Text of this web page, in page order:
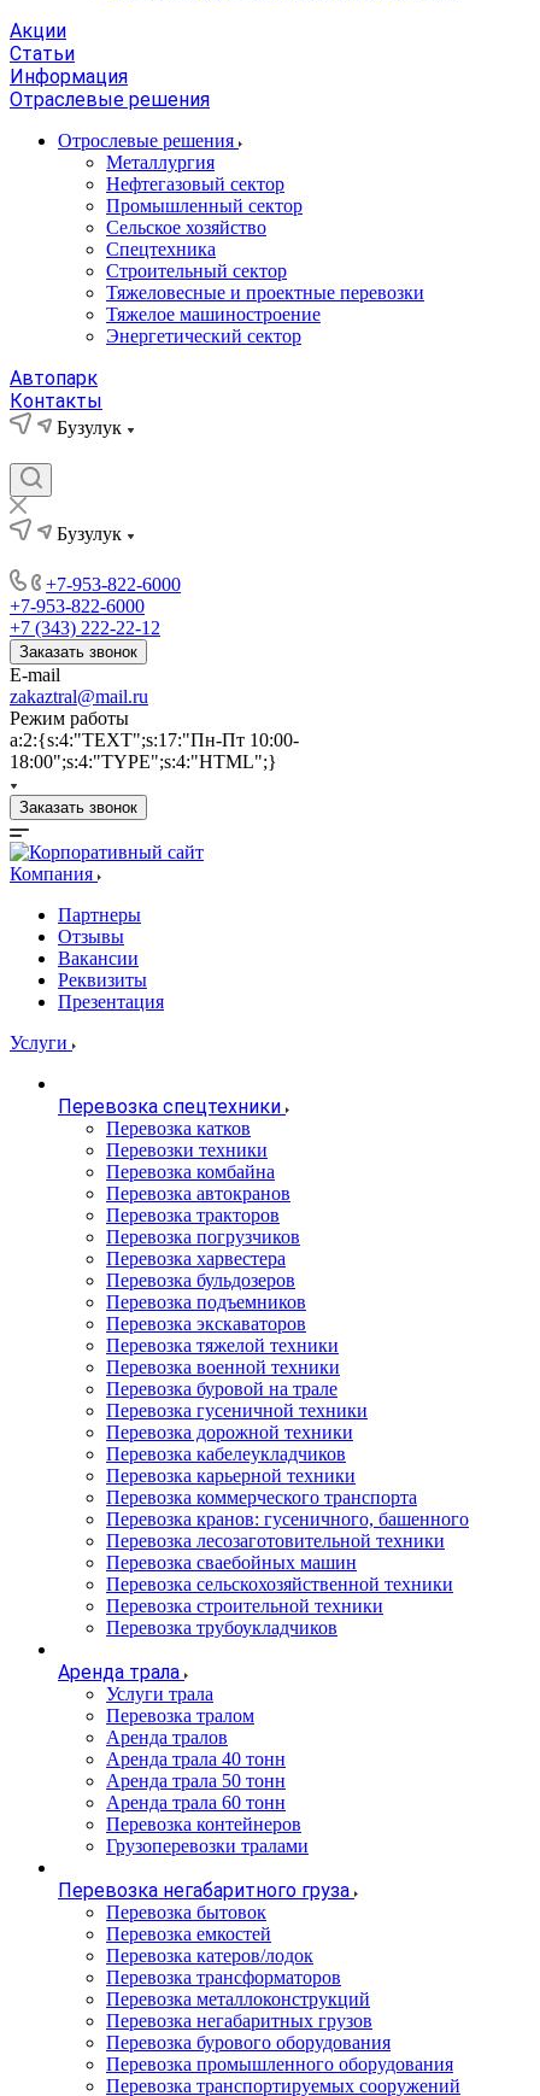
Акции
Статьи
Информация
Отраслевые решения
Отрослевые решения
Металлургия
Нефтегазовый сектор
Промышленный сектор
Сельское хозяйство
Спецтехника
Строительный сектор
Тяжеловесные и проектные перевозки
Тяжелое машиностроение
Энергетический сектор
Автопарк
Контакты
Бузулук
Бузулук
+7-953-822-6000
+7-953-822-6000
+7 (343) 222-22-12
Заказать звонок
E-mail
zakaztral@mail.ru
Режим работы
a:2:{s:4:"TEXT";s:17:"Пн-Пт 10:00-
18:00";s:4:"TYPE";s:4:"HTML";}
Заказать звонок
Компания
Партнеры
Отзывы
Вакансии
Реквизиты
Презентация
Услуги
Перевозка спецтехники
Перевозка катков
Перевозки техники
Перевозка комбайна
Перевозка автокранов
Перевозка тракторов
Перевозка погрузчиков
Перевозка харвестера
Перевозка бульдозеров
Перевозка подъемников
Перевозка экскаваторов
Перевозка тяжелой техники
Перевозка военной техники
Перевозка буровой на трале
Перевозка гусеничной техники
Перевозка дорожной техники
Перевозка кабелеукладчиков
Перевозка карьерной техники
Перевозка коммерческого транспорта
Перевозка кранов: гусеничного, башенного
Перевозка лесозаготовительной техники
Перевозка сваебойных машин
Перевозка сельскохозяйственной техники
Перевозка строительной техники
Перевозка трубоукладчиков
Аренда трала
Услуги трала
Перевозка тралом
Аренда тралов
Аренда трала 40 тонн
Аренда трала 50 тонн
Аренда трала 60 тонн
Перевозка контейнеров
Грузоперевозки тралами
Перевозка негабаритного груза
Перевозка бытовок
Перевозка емкостей
Перевозка катеров/лодок
Перевозка трансформаторов
Перевозка металлоконструкций
Перевозка негабаритных грузов
Перевозка бурового оборудования
Перевозка промышленного оборудования
Перевозка транспортируемых сооружений